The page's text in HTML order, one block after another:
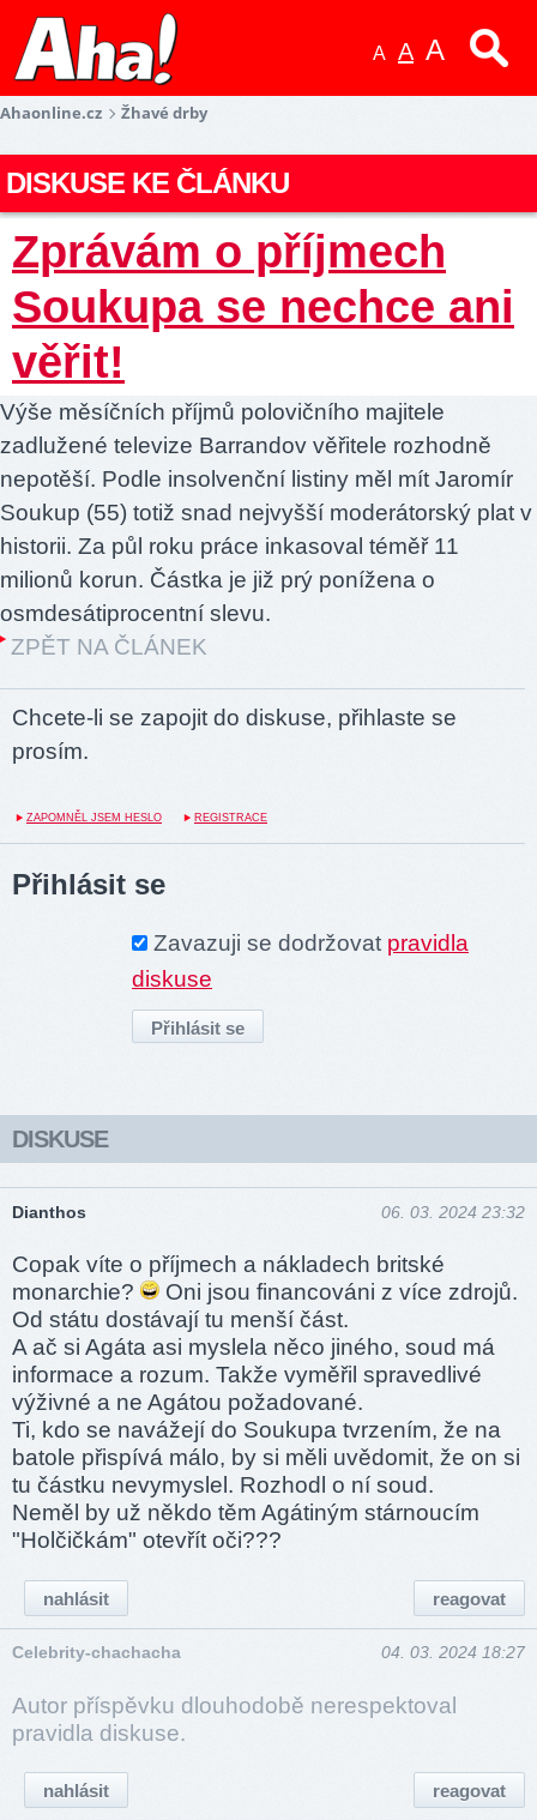
A A A
Ahaonline.cz Žhavé drby
DISKUSE KE ČLÁNKU
Zprávám o příjmech
Soukupa se nechce ani
věřit!
Výše měsíčních příjmů polovičního majitele
zadlužené televize Barrandov věřitele rozhodně
nepotěší. Podle insolvenční listiny měl mít Jaromír
Soukup (55) totiž snad nejvyšší moderátorský plat v
historii. Za půl roku práce inkasoval téměř 11
milionů korun. Částka je již prý ponížena o
osmdesátiprocentní slevu.
ZPĚT NA ČLÁNEK
Chcete-li se zapojit do diskuse, přihlaste se
prosím.
ZAPOMNĚL JSEM HESLO REGISTRACE
Přihlásit se
Zavazuji se dodržovat pravidla
diskuse
DISKUSE
Dianthos 06. 03. 2024 23:32
Copak víte o příjmech a nákladech britské
monarchie?
Oni jsou financováni z více zdrojů.
Od státu dostávají tu menší část.
A ač si Agáta asi myslela něco jiného, soud má
informace a rozum. Takže vyměřil spravedlivé
výživné a ne Agátou požadované.
Ti, kdo se navážejí do Soukupa tvrzením, že na
batole přispívá málo, by si měli uvědomit, že on si
tu částku nevymyslel. Rozhodl o ní soud.
Neměl by už někdo těm Agátiným stárnoucím
"Holčičkám" otevřít oči???
reagovat
nahlásit
Celebrity-chachacha 04. 03. 2024 18:27
Autor příspěvku dlouhodobě nerespektoval
pravidla diskuse.
reagovat
nahlásit